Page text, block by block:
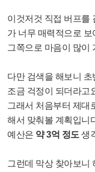
이것저것 직접 버프를
가 너무 매력적으로 보
그쪽으로 마음이 많이
다만 검색을 해보니
조금 걱정이 되더라고
그래서 처음부터 제대
해서 맞춰볼 계획입니
예산은 약 3억 정도 생
그런데 막상 찾아보니